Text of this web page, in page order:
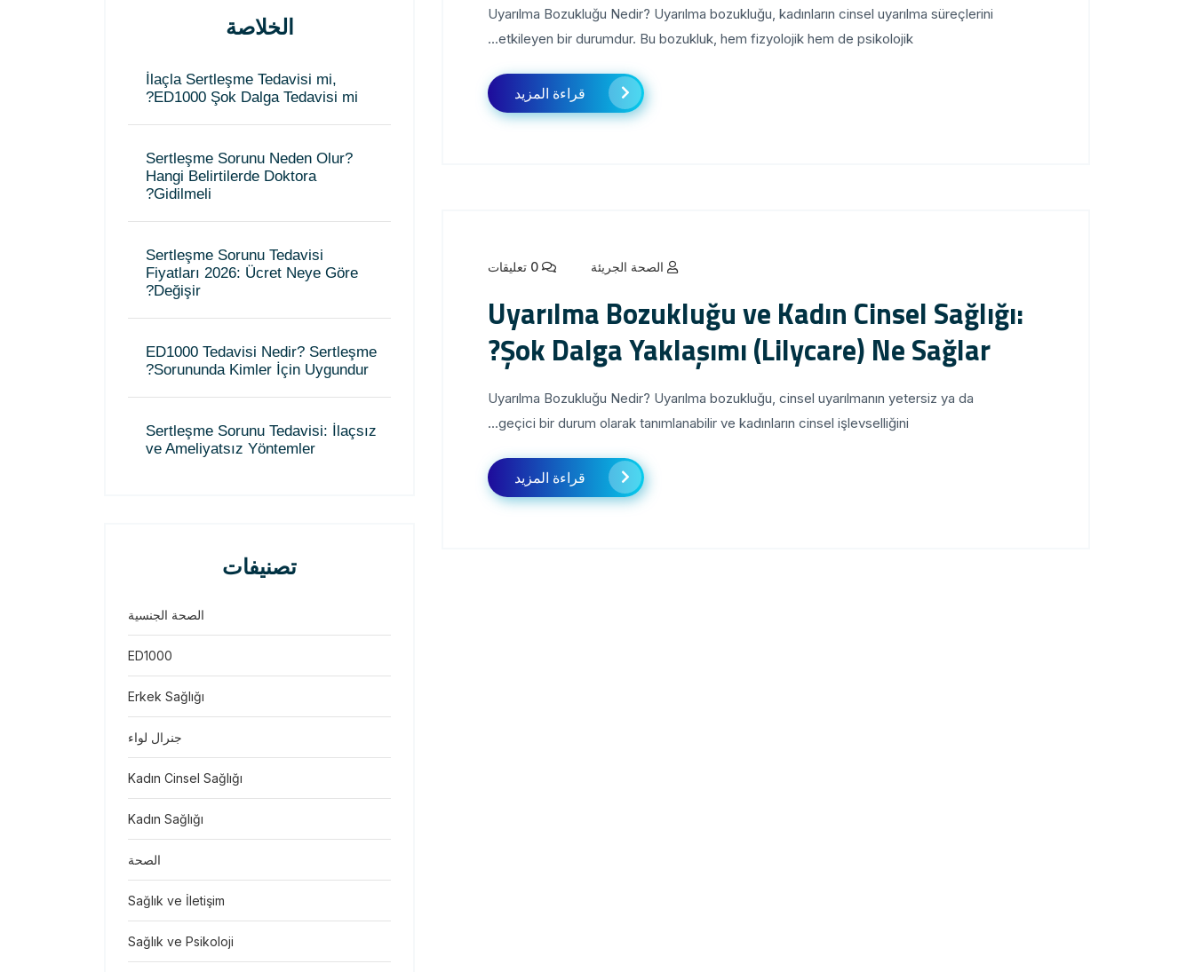
Uyarılma Bozukluğu Nedir? Uyarılma bozukluğu, kadınların cinsel uyarılma süreçlerini
etkileyen bir durumdur. Bu bozukluk, hem fizyolojik hem de psikolojik...
قراءة المزيد
الصحة الجريئة
Uyarılma Bozukluğu ve Kadın Cinsel Sağlığı:
Şok Dalga Yaklaşımı (Lilycare) Ne Sağlar?
Uyarılma Bozukluğu Nedir? Uyarılma bozukluğu, cinsel uyarılmanın yetersiz ya da
geçici bir durum olarak tanımlanabilir ve kadınların cinsel işlevselliğini...
قراءة المزيد
الخلاصة
İlaçla Sertleşme Tedavisi mi,
ED1000 Şok Dalga Tedavisi mi?
Sertleşme Sorunu Neden Olur?
Hangi Belirtilerde Doktora
Gidilmeli?
Sertleşme Sorunu Tedavisi
Fiyatları 2026: Ücret Neye Göre
Değişir?
ED1000 Tedavisi Nedir? Sertleşme
Sorununda Kimler İçin Uygundur?
Sertleşme Sorunu Tedavisi: İlaçsız
ve Ameliyatsız Yöntemler
تصنيفات
الصحة الجنسية
ED1000
Erkek Sağlığı
جنرال لواء
Kadın Cinsel Sağlığı
Kadın Sağlığı
الصحة
Sağlık ve İletişim
Sağlık ve Psikoloji